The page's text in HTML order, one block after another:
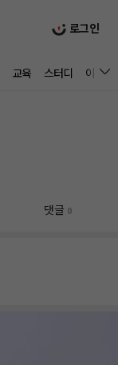
로그인
교육 스터디 이벤트
댓글 0